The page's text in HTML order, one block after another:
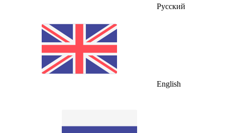
Русский
English